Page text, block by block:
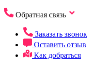
Обратная связь
Заказать звонок
Оставить отзыв
Как добраться